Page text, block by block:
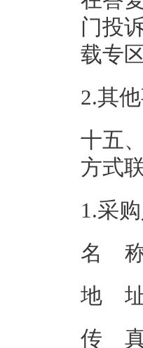
门投
载专
2.其
十五
方式
1.采
名 称
地 址
传 真